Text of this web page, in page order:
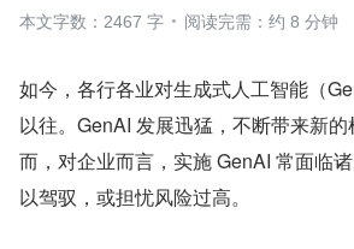
本文字数：2467 字
阅读完需：约 8 分钟
如今，各行各业对生成式人工智能（
以往。GenAI 发展迅猛，不断带来新
而，对企业而言，实施 GenAI 常面临
以驾驭，或担忧风险过高。